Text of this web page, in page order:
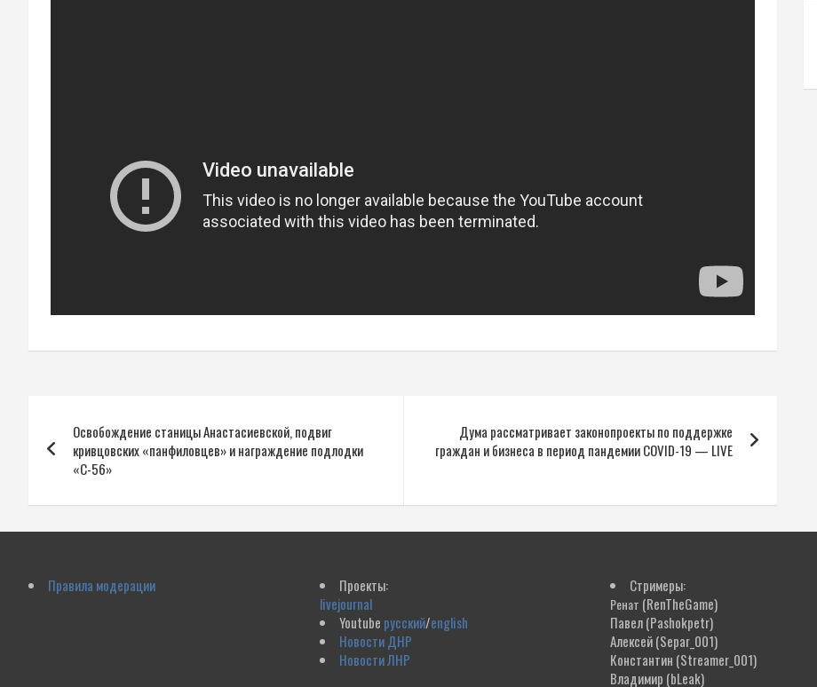
по
записям
Освобождение станицы Анастасиевской, подвиг
кривцовских «панфиловцев» и награждение подлодки
«С-56»
Дума рассматривает законопроекты по поддержке
граждан и бизнеса в период пандемии COVID-19 — LIVE
Правила модерации
Проекты:
livejournal
Youtube русский/english
Новости ДНР
Новости ЛНР
Стримеры:
Ренат (RenTheGame)
Павел(Pashokpetr)
Алексей(Separ_001)
Константин (Streamer_001)
Владимир (bLeak)